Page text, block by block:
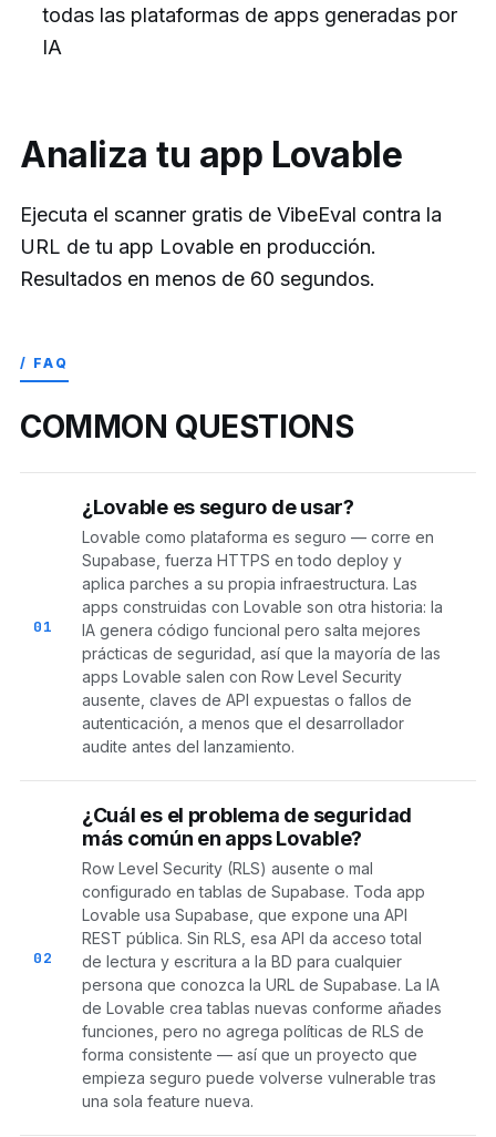
todas las plataformas de apps generadas por
IA
Analiza tu app Lovable
Ejecuta el scanner gratis de VibeEval contra la
URL de tu app Lovable en producción.
Resultados en menos de 60 segundos.
/ FAQ
COMMON QUESTIONS
01
¿Lovable es seguro de usar?
Lovable como plataforma es seguro — corre en
Supabase, fuerza HTTPS en todo deploy y
aplica parches a su propia infraestructura. Las
apps construidas con Lovable son otra historia: la
IA genera código funcional pero salta mejores
prácticas de seguridad, así que la mayoría de las
apps Lovable salen con Row Level Security
ausente, claves de API expuestas o fallos de
autenticación, a menos que el desarrollador
audite antes del lanzamiento.
02
¿Cuál es el problema de seguridad
más común en apps Lovable?
Row Level Security (RLS) ausente o mal
configurado en tablas de Supabase. Toda app
Lovable usa Supabase, que expone una API
REST pública. Sin RLS, esa API da acceso total
de lectura y escritura a la BD para cualquier
persona que conozca la URL de Supabase. La IA
de Lovable crea tablas nuevas conforme añades
funciones, pero no agrega políticas de RLS de
forma consistente — así que un proyecto que
empieza seguro puede volverse vulnerable tras
una sola feature nueva.